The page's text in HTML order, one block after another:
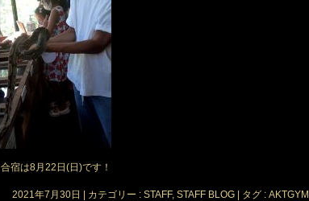
合宿は8月22日(日)です！
2021年7月30日 カテゴリー : STAFF, STAFF BLOG タグ : AKTGYM